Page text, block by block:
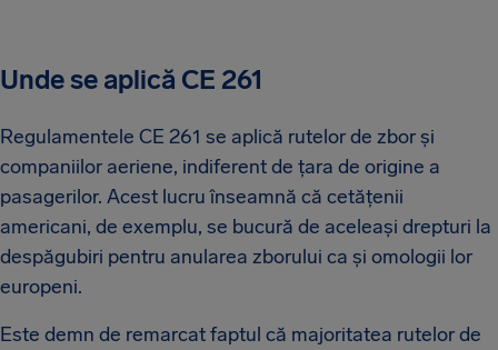
Unde se aplică CE 261
Regulamentele CE 261 se aplică rutelor de zbor și
companiilor aeriene, indiferent de țara de origine a
pasagerilor. Acest lucru înseamnă că cetățenii
americani, de exemplu, se bucură de aceleași drepturi la
despăgubiri pentru anularea zborului ca și omologii lor
europeni.
Este demn de remarcat faptul că majoritatea rutelor de